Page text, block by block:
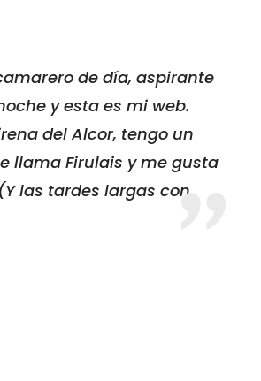
de día, aspirante
y esta es mi web.
del Alcor, tengo un
llama Firulais y me gusta
las tardes largas con